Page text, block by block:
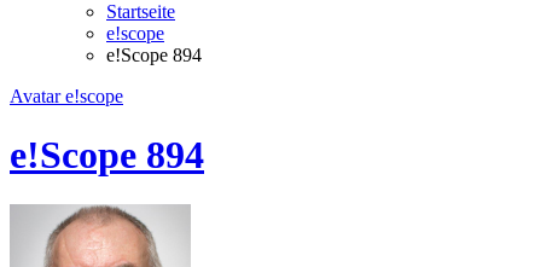
Startseite
e!scope
e!Scope 894
Avatare!scope
e!Scope 894